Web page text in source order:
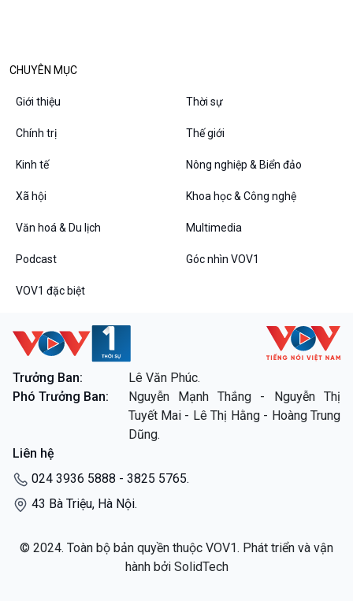
CHUYÊN MỤC
Giới thiệu Thời sự
Chính trị Thế giới
Kinh tế Nông nghiệp & Biển đảo
Xã hội Khoa học & Công nghệ
Văn hoá & Du lịch Multimedia
Podcast Góc nhìn VOV1
VOV1 đặc biệt
Trưởng Ban:
Lê Văn Phúc.
Phó Trưởng Ban:
Nguyễn Mạnh Thắng - Nguyễn Thị
Tuyết Mai - Lê Thị Hằng - Hoàng Trung
Dũng.
Liên hệ
024 3936 5888 - 3825 5765.
43 Bà Triệu, Hà Nội.
© 2024. Toàn bộ bản quyền thuộc VOV1. Phát triển và vận
hành bởi SolidTech